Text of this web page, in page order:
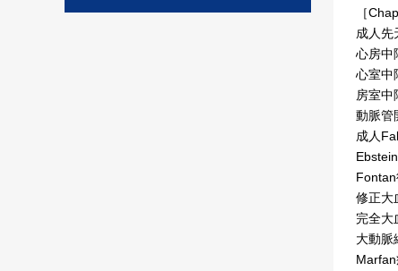
［
成人先
心房
心室
房室
動脈
成人
修正
完全
大動